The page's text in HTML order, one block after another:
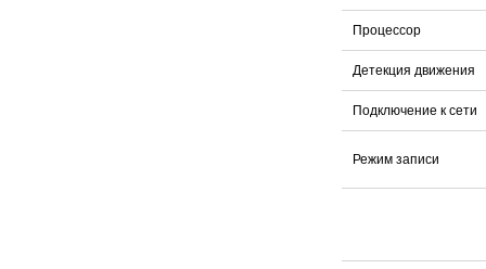
Процессор
Детекция движения
Подключение к сети
Режим записи